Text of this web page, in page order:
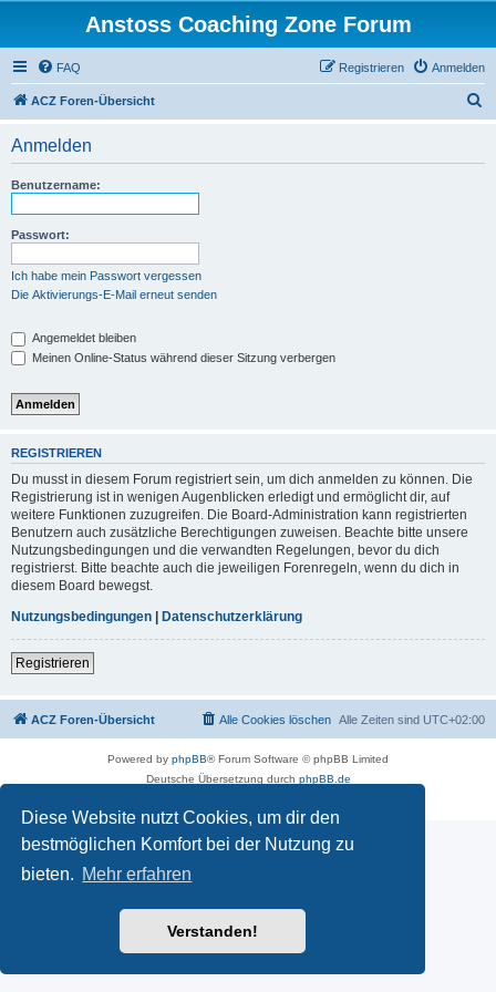
Diese Website nutzt Cookies, um dir den
bestmöglichen Komfort bei der Nutzung zu
bieten. Mehr erfahren
Verstanden!
Anstoss Coaching Zone Forum
FAQ Anmelden
Registrieren
ACZ Foren-Übersicht
Anmelden
Benutzername:
Passwort:
Ich habe mein Passwort vergessen
Die Aktivierungs-E-Mail erneut senden
Angemeldet bleiben
Meinen Online-Status während dieser Sitzung verbergen
REGISTRIEREN
Du musst in diesem Forum registriert sein, um dich anmelden zu können. Die
Registrierung ist in wenigen Augenblicken erledigt und ermöglicht dir, auf
weitere Funktionen zuzugreifen. Die Board-Administration kann registrierten
Benutzern auch zusätzliche Berechtigungen zuweisen. Beachte bitte unsere
Nutzungsbedingungen und die verwandten Regelungen, bevor du dich
registrierst. Bitte beachte auch die jeweiligen Forenregeln, wenn du dich in
diesem Board bewegst.
Nutzungsbedingungen | Datenschutzerklärung
Registrieren
ACZ Foren-Übersicht Alle Zeiten sind UTC+02:00
Alle Cookies löschen
Powered by phpBB® Forum Software © phpBB Limited
Deutsche Übersetzung durch phpBB.de